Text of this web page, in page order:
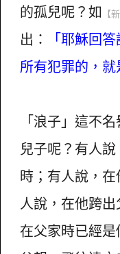
的孤兒呢？如 【
出：
「耶穌回
所有犯罪的，就
「浪子」這不
兒子呢？有人
時；有人說，
人說，在他跨
在父家時已經